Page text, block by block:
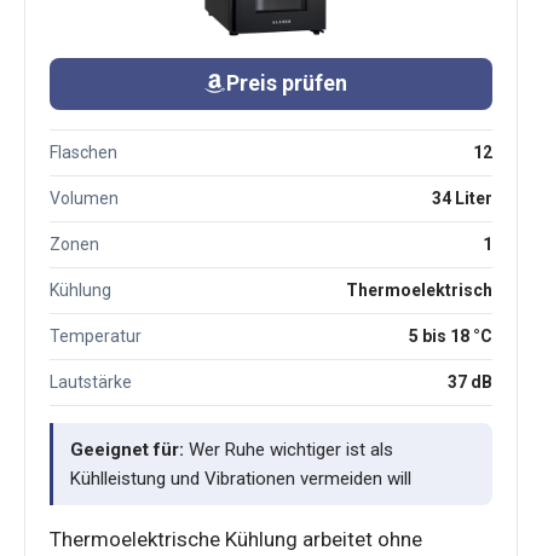
Preis prüfen
Flaschen 12
Volumen 34 Liter
Zonen 1
Kühlung Thermoelektrisch
Temperatur 5 bis 18 °C
Lautstärke 37 dB
Geeignet für: Wer Ruhe wichtiger ist als
Kühlleistung und Vibrationen vermeiden will
Thermoelektrische Kühlung arbeitet ohne